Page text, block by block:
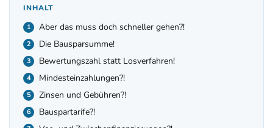
INHALT
Aber das muss doch schneller gehen?!
Die Bausparsumme!
Bewertungszahl statt Losverfahren!
Mindesteinzahlungen?!
Zinsen und Gebühren?!
Bauspartarife?!